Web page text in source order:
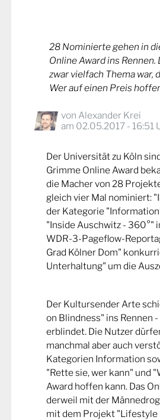
28 Nominierte gehen in
Online Award ins
zwar vielfach Thema war,
Wer auf einen Preis
von Alexander Krei
am 02.05.2017 - 16:51
Der Universität zu Köln
Grimme Online Award
die Macher von 28
gleich vier Mal nominiert:
der Kategorie
"Inside Auschwitz - 360°"
WDR-3-Pageflow-
Grad Kölner Dom"
Unterhaltung" um die
Der Kultursender Arte
on Blindness" ins Rennen
erblindet. Die Nutzer
manchmal aber auch
Kategorien Information
"Rette sie, wer kann" und
Award hoffen kann. Das
derweil mit der
mit dem Projekt